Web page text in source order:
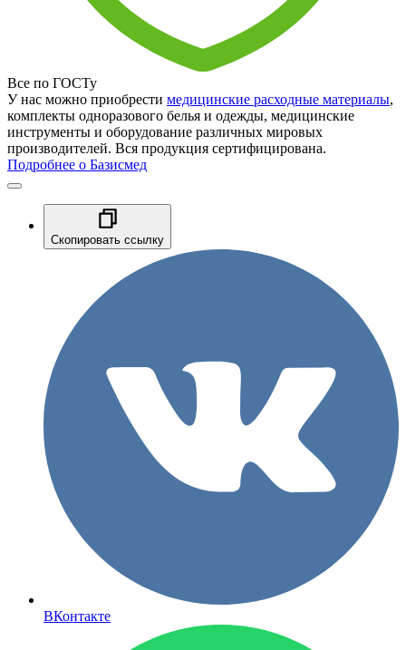
Все по ГОСТу
У нас можно приобрести медицинские расходные материалы,
комплекты одноразового белья и одежды, медицинские
инструменты и оборудование различных мировых
производителей. Вся продукция сертифицирована.
Подробнее о Базисмед
Скопировать ссылку
ВКонтакте